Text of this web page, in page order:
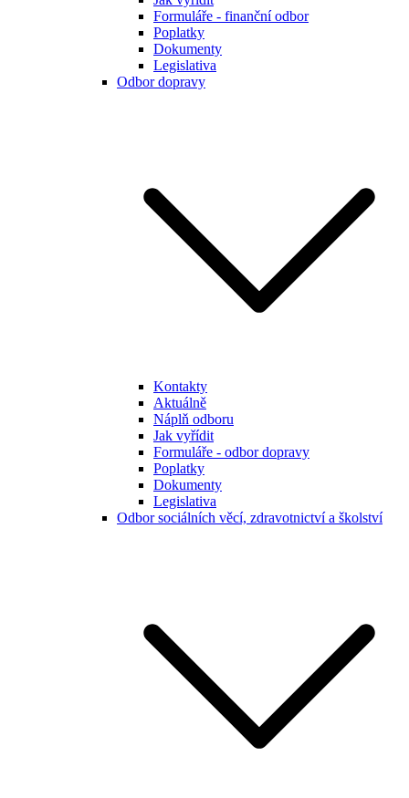
Formuláře - finanční odbor
Poplatky
Dokumenty
Legislativa
Odbor dopravy
Kontakty
Aktuálně
Náplň odboru
Jak vyřídit
Formuláře - odbor dopravy
Poplatky
Dokumenty
Legislativa
Odbor sociálních věcí, zdravotnictví a školství